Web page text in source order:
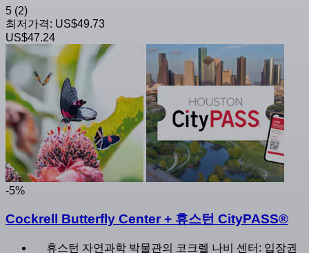
5 (2)
최저가격: US$49.73
US$47.24
-5%
Cockrell Butterfly Center + 휴스턴 CityPASS®
휴스턴 자연과학 박물관의 코크렐 나비 센터: 입장권